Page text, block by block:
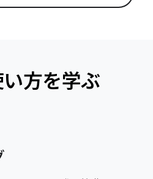
方を学ぶ